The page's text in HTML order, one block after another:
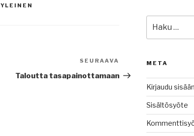
YLEINEN
Seuraava
artikkeli
SEURAAVA
Taloutta tasapainottamaan
META
Kirjaudu sisään
Sisältösyöte